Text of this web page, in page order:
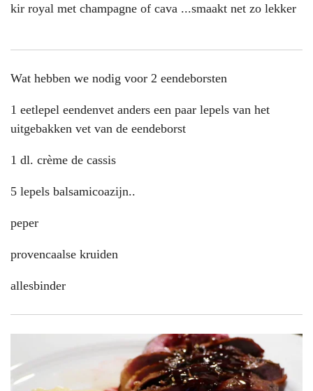
kir royal met champagne of cava ...smaakt net zo lekker
Wat hebben we nodig voor 2 eendeborsten
1 eetlepel eendenvet anders een paar lepels van het
uitgebakken vet van de eendeborst
1 dl. crème de cassis
5 lepels balsamicoazijn..
peper
provencaalse kruiden
allesbinder